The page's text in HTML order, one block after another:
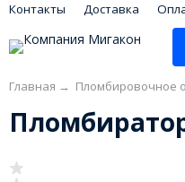
Контакты Доставка
Главная → Пломбировочное